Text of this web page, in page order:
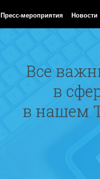
Пресс-мероприятия Новости